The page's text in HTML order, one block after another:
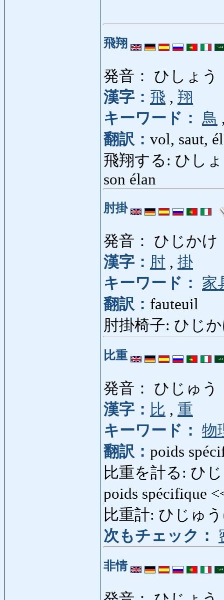
飛翔
発音： ひしょう
漢字： 飛 , 翔
キーワード：
鳥
翻訳： vol, saut,
飛翔する: ひしょ
son élan
肘掛
発音： ひじかけ
漢字： 肘 , 掛
キーワード：
家
翻訳： fauteuil
肘掛椅子: ひじ
比重
発音： ひじゅう
漢字： 比 , 重
キーワード： 物
翻訳： poids
比重を計る: ひ
poids spécifique
比重計: ひじゅう
次もチェック：
非情